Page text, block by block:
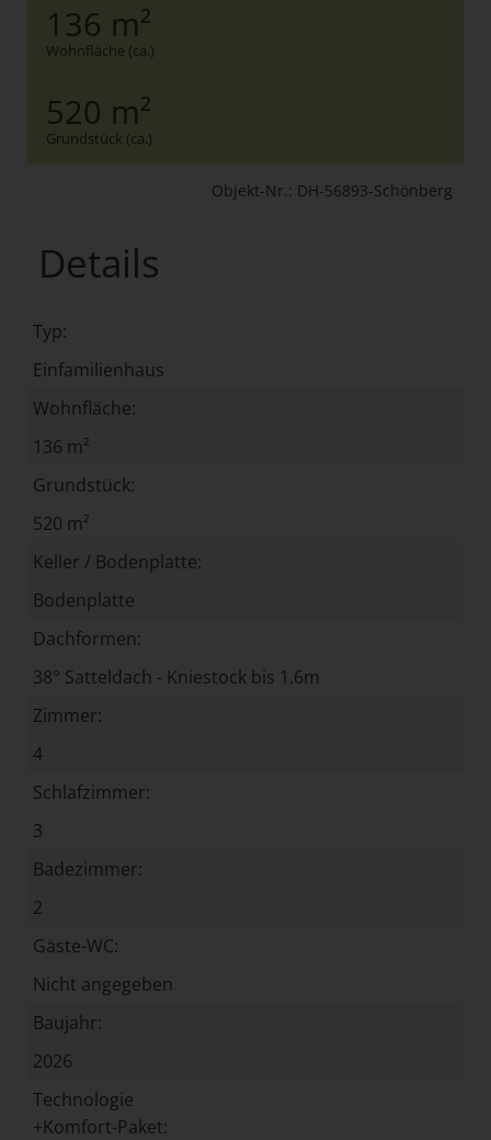
136 m²
Wohnfläche (ca.)
520 m²
Grundstück (ca.)
Objekt-Nr.: DH-56893-Schönberg
Details
Typ:
Einfamilienhaus
Wohnfläche:
136 m²
Grundstück:
520 m²
Keller / Bodenplatte:
Bodenplatte
Dachformen:
38° Satteldach - Kniestock bis 1.6m
Zimmer:
4
Schlafzimmer:
3
Badezimmer:
2
Gäste-WC:
Nicht angegeben
Baujahr:
2026
Technologie
+Komfort-Paket: